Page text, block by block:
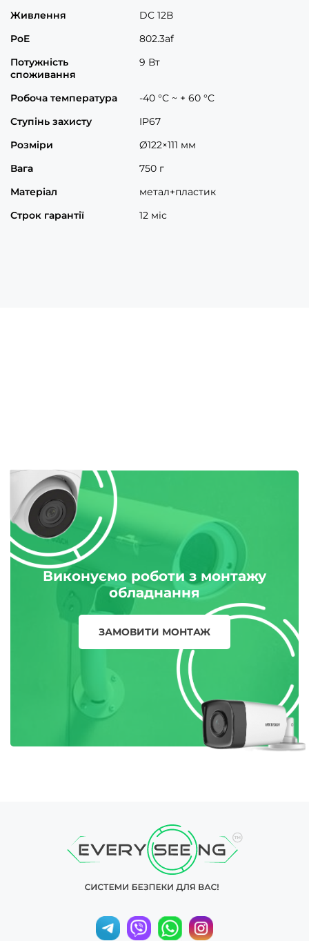
Живлення
DC 12В
PoE
802.3af
Потужність
споживання
9 Вт
Робоча температура
-40 °C ~ + 60 °C
Ступінь захисту
IP67
Розміри
Ø122×111 мм
Вага
750 г
Матеріал
метал+пластик
Строк гарантії
12 міс
Виконуємо роботи з монтажу
обладнання
ЗАМОВИТИ МОНТАЖ